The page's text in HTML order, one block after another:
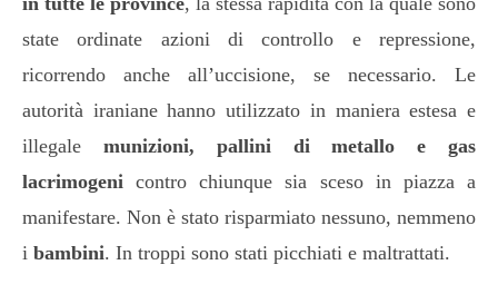
state ordinate azioni di controllo e repressione,
ricorrendo anche all’uccisione, se necessario. Le
autorità iraniane hanno utilizzato in maniera estesa e
illegale munizioni, pallini di metallo e gas
lacrimogeni contro chiunque sia sceso in piazza a
manifestare. Non è stato risparmiato nessuno, nemmeno
i bambini. In troppi sono stati picchiati e maltrattati.